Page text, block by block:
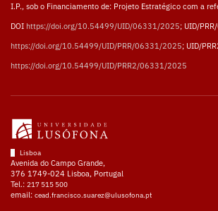
I.P., sob o Financiamento de: Projeto Estratégico com a
DOI https://doi.org/10.54499/UID/06331/2025; UID/
https://doi.org/10.54499/UID/PRR/06331/2025; UID/
https://doi.org/10.54499/UID/PRR2/06331/2025
Lisboa
Avenida do Campo Grande,
376 1749-024 Lisboa, Portugal
Tel.: 217 515 500
email: cead.francisco.suarez@ulusofona.pt